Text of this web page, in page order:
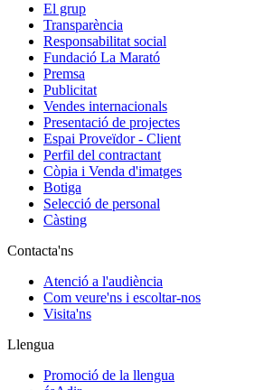
El grup
Transparència
Responsabilitat social
Fundació La Marató
Premsa
Publicitat
Vendes internacionals
Presentació de projectes
Espai Proveïdor - Client
Perfil del contractant
Còpia i Venda d'imatges
Botiga
Selecció de personal
Càsting
Contacta'ns
Atenció a l'audiència
Com veure'ns i escoltar-nos
Visita'ns
Llengua
Promoció de la llengua